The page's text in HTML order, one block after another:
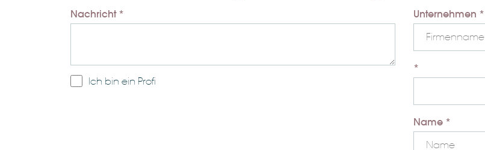
Nachricht *
Ich bin ein Profi
Unternehmen *
*
Name *